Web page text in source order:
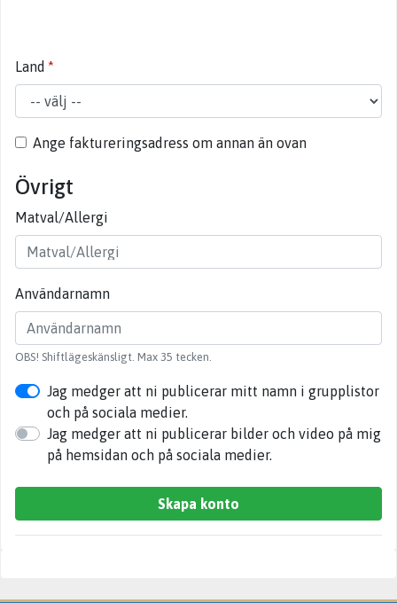
Land
Ange faktureringsadress om annan än ovan
Övrigt
Matval/Allergi
Användarnamn
OBS! Shiftlägeskänsligt. Max 35 tecken.
Jag medger att ni publicerar mitt namn i grupplistor
och på sociala medier.
Jag medger att ni publicerar bilder och video på mig
på hemsidan och på sociala medier.
Skapa konto